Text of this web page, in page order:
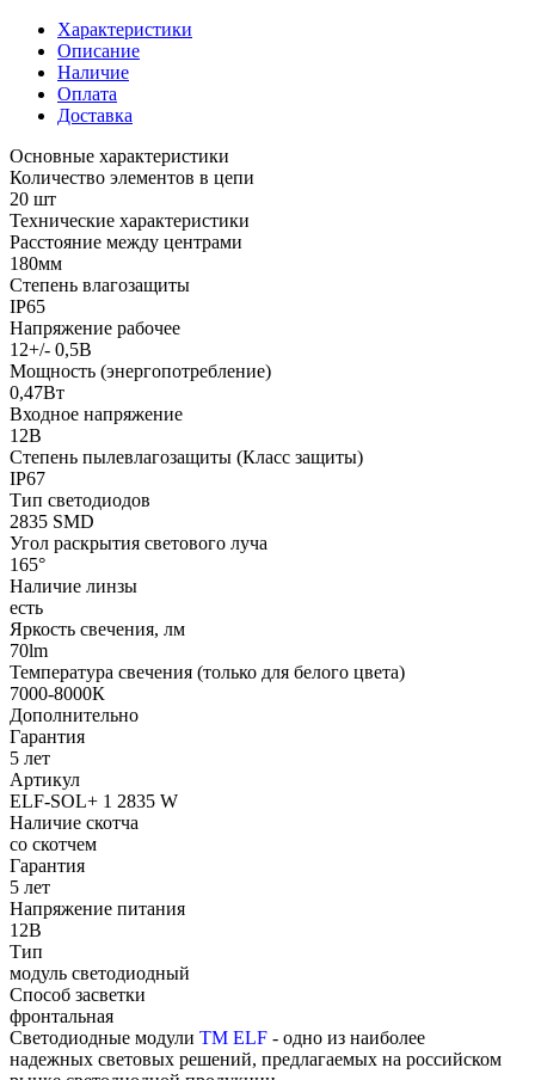
Характеристики
Описание
Наличие
Оплата
Доставка
Основные характеристики
Количество элементов в цепи
20 шт
Технические характеристики
Расстояние между центрами
180мм
Степень влагозащиты
IP65
Напряжение рабочее
12+/- 0,5В
Мощность (энергопотребление)
0,47Вт
Входное напряжение
12В
Степень пылевлагозащиты (Класс защиты)
IP67
Тип светодиодов
2835 SMD
Угол раскрытия светового луча
165°
Наличие линзы
есть
Яркость свечения, лм
70lm
Температура свечения (только для белого цвета)
7000-8000К
Дополнительно
Гарантия
5 лет
Артикул
ELF-SOL+ 1 2835 W
Наличие скотча
со скотчем
Гарантия
5 лет
Напряжение питания
12В
Тип
модуль светодиодный
Способ засветки
фронтальная
Светодиодные модули ТМ ELF - одно из наиболее
надежных световых решений, предлагаемых на российском